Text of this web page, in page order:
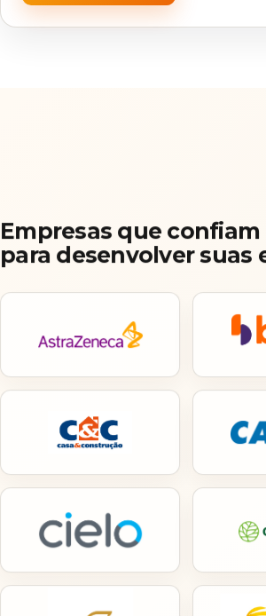
Empresas que confiam
para desenvolver suas